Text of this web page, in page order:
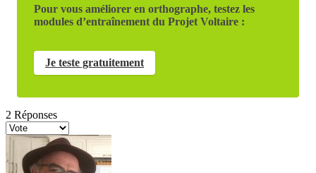
Pour vous améliorer en orthographe, testez les
modules d’entraînement du Projet Voltaire :
Je teste gratuitement
2 Réponses